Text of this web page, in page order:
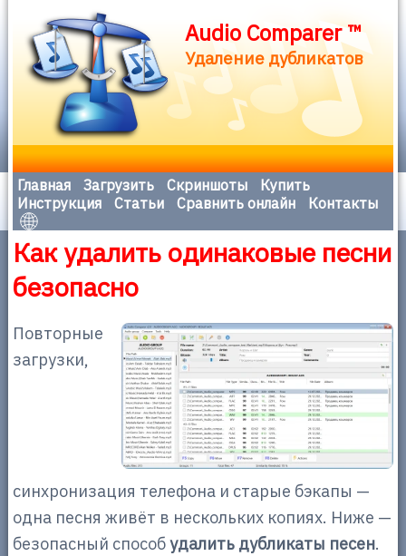
Audio Comparer ™
Удаление дубликатов
Главная Загрузить Скриншоты
Купить
Инструкция
Статьи Сравнить онлайн Контакты
Как удалить одинаковые песни
безопасно
Повторные
загрузки,
синхронизация телефона и старые бэкапы —
одна песня живёт в нескольких копиях. Ниже —
безопасный способудалить дубликаты песен.